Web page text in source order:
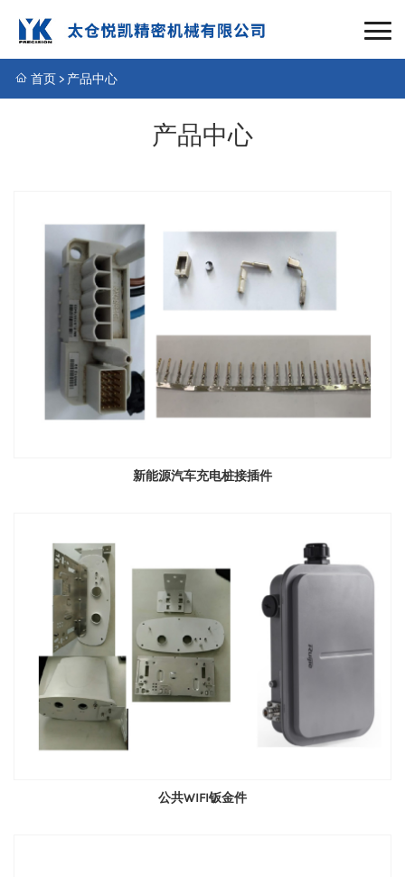
首页> 产品中心
产品中心
新能源汽车充电桩接插件
公共WIFI钣金件